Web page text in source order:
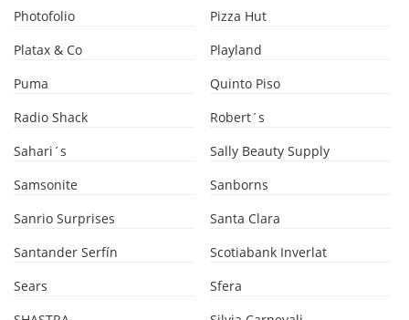
Photofolio
Pizza Hut
Platax & Co
Playland
Puma
Quinto Piso
Radio Shack
Robert´s
Sahari´s
Sally Beauty Supply
Samsonite
Sanborns
Sanrio Surprises
Santa Clara
Santander Serfín
Scotiabank Inverlat
Sears
Sfera